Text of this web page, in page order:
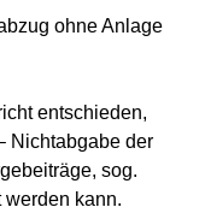
ohne Anlage
entschieden,
Nichtabgabe der
sog.
werden kann.